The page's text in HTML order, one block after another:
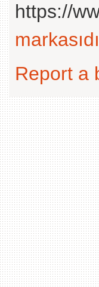
https://
Report a